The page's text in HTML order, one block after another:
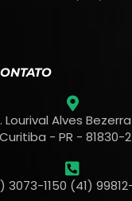
Lourival Alves Bezerra
Curitiba - PR - 81830-
3073-1150 (41)